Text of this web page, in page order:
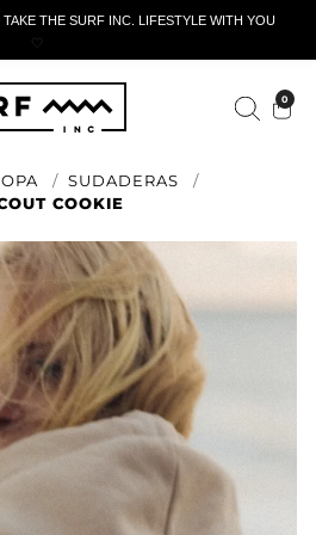
THE SURF INC. LIFESTYLE WITH YOU
🤍
0
SUDADERAS
COOKIE
DE RETORNO ACTIVO